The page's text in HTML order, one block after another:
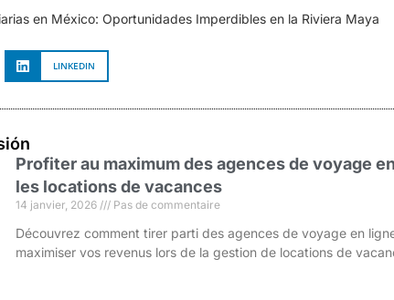
en México: Oportunidades Imperdibles en la Riviera Maya
LINKEDIN
Profiter au maximum des agences de voyage
les locations de vacances
14 janvier, 2026 Pas de commentaire
Découvrez comment tirer parti des agences de voyage en
maximiser vos revenus lors de la gestion de locations de